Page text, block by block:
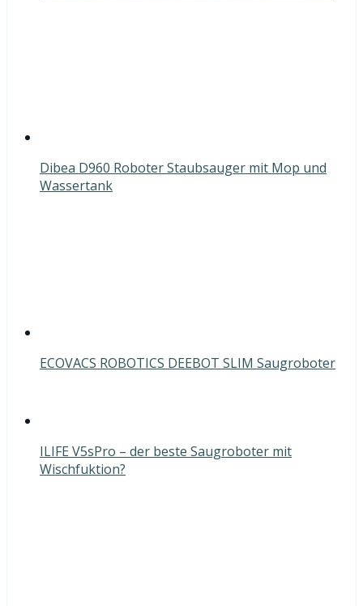
Dibea D960 Roboter Staubsauger mit Mop und
Wassertank
ECOVACS ROBOTICS DEEBOT SLIM Saugroboter
ILIFE V5sPro – der beste Saugroboter mit
Wischfuktion?